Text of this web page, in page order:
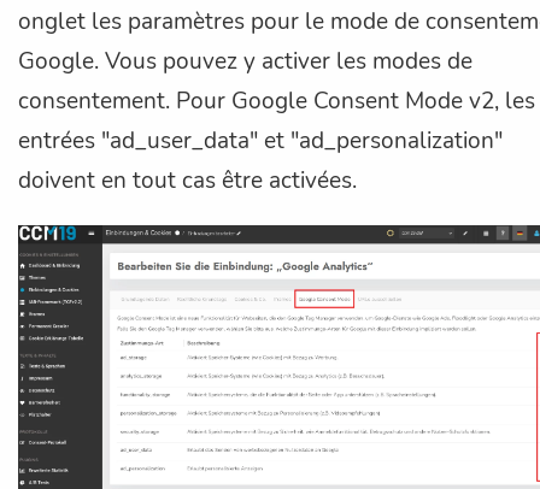
onglet les paramètres pour le mode de
Google. Vous pouvez y activer les modes de
consentement. Pour Google Consent Mode v2, les
entrées "ad_user_data" et "ad_personalization"
doivent en tout cas être activées.